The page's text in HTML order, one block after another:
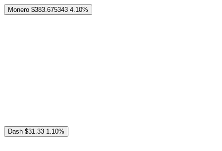
Monero $383.675343 4.10%
Dash $31.33 1.10%